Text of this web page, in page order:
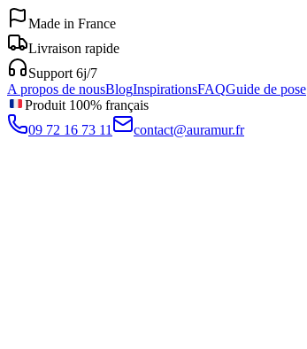
Made in France
Livraison rapide
Support 6j/7
A propos de nousBlogInspirationsFAQGuide de pose
Produit 100% français
09 72 16 73 11
contact@auramur.fr